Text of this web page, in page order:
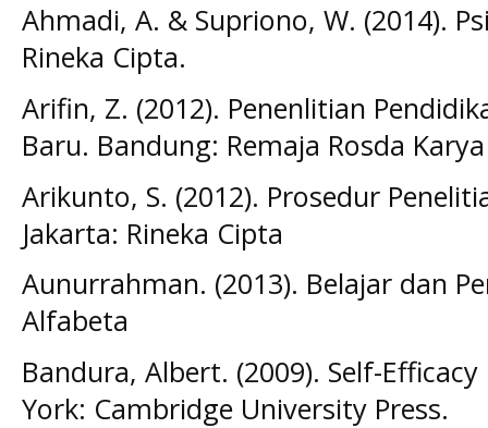
Ahmadi, A. & Supriono, W. (2014).
Rineka Cipta.
Arifin, Z. (2012). Penenlitian
Baru. Bandung: Remaja Rosda Karya
Arikunto, S. (2012). Prosedur
Jakarta: Rineka Cipta
Aunurrahman. (2013). Belajar dan
Alfabeta
Bandura, Albert. (2009). Self-
York: Cambridge University Press.